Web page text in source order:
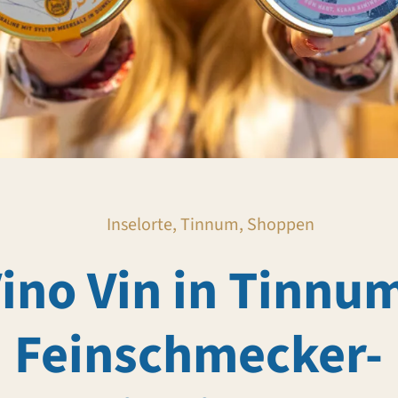
Inselorte, Tinnum, Shoppen
Vin in
Feinschmecker-